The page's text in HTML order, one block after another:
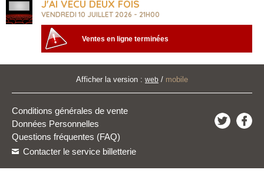
J'AI VECU DEUX FOIS
VENDREDI 10 JUILLET 2026 - 21H00
Ventes en ligne terminées
Afficher la version : web / mobile
Questions fréquentes (FAQ)
Conditions générales de vente
Données Personnelles
Contacter le service billetterie